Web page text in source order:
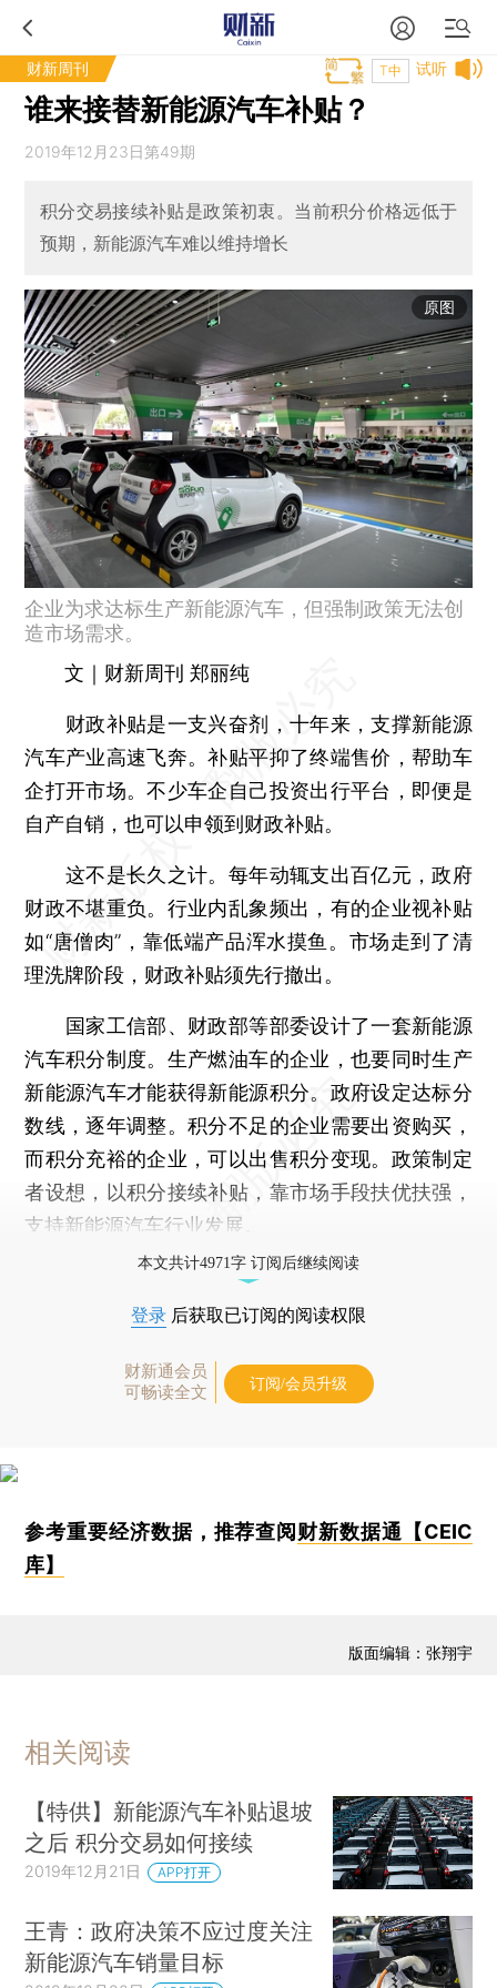
财新周刊 试听
T中
谁来接替新能源汽车补贴？
2019年12月23日第49期
积分交易接续补贴是政策初衷。当前积分价格远低于
预期，新能源汽车难以维持增长
原图
企业为求达标生产新能源汽车，但强制政策无法创
造市场需求。
文｜财新周刊 郑丽纯
财政补贴是一支兴奋剂，十年来，支撑新能源
汽车产业高速飞奔。补贴平抑了终端售价，帮助车
企打开市场。不少车企自己投资出行平台，即便是
自产自销，也可以申领到财政补贴。
这不是长久之计。每年动辄支出百亿元，政府
财政不堪重负。行业内乱象频出，有的企业视补贴
如“唐僧肉”，靠低端产品浑水摸鱼。市场走到了清
理洗牌阶段，财政补贴须先行撤出。
国家工信部、财政部等部委设计了一套新能源
汽车积分制度。生产燃油车的企业，也要同时生产
新能源汽车才能获得新能源积分。政府设定达标分
数线，逐年调整。积分不足的企业需要出资购买，
而积分充裕的企业，可以出售积分变现。政策制定
者设想，以积分接续补贴，靠市场手段扶优扶强，
支持新能源汽车行业发展。
本文共计4971字 订阅后继续阅读
登录 后获取已订阅的阅读权限
财新通会员
可畅读全文
订阅/会员升级
参考重要经济数据，推荐查阅财新数据通【CEIC
库】
版面编辑：张翔宇
相关阅读
【特供】新能源汽车补贴退坡
之后 积分交易如何接续
2019年12月21日 APP打开
王青：政府决策不应过度关注
新能源汽车销量目标